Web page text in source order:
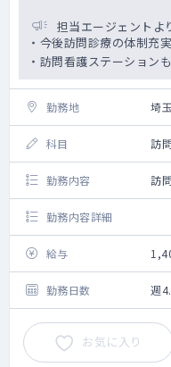
担当エージェントよ
・今後訪問診療の体制充
・訪問看護ステーション
勤務地 埼
科目 訪
勤務内容 訪
勤務内容詳細
給与
勤務日数 週
お気に入り